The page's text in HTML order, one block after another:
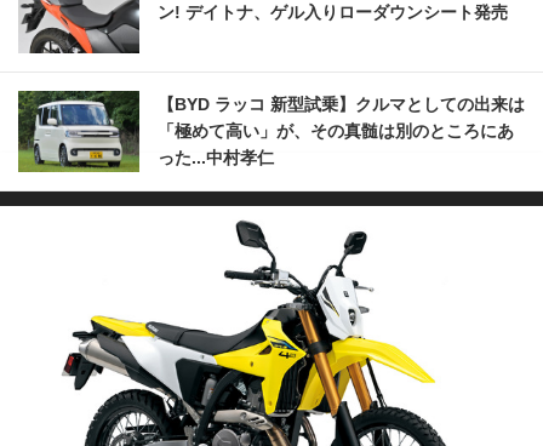
ン! デイトナ、ゲル入りローダウンシート発売
【BYD ラッコ 新型試乗】クルマとしての出来は
「極めて高い」が、その真髄は別のところにあ
った...中村孝仁